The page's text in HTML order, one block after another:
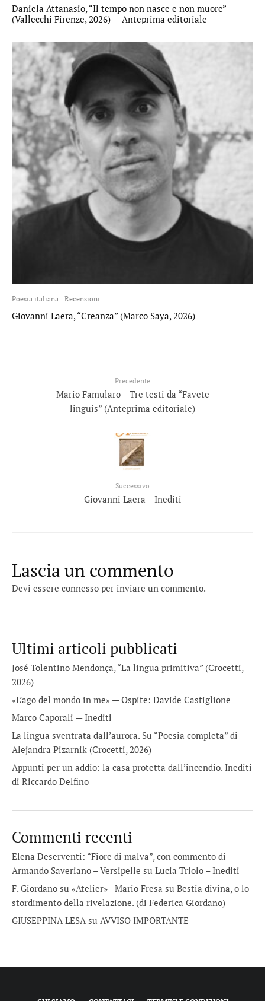
Daniela Attanasio, “Il tempo non nasce e non muore”
(Vallecchi Firenze, 2026) — Anteprima editoriale
Poesia italiana Recensioni
Giovanni Laera, “Creanza” (Marco Saya, 2026)
Precedente
Mario Famularo – Tre testi da “Favete
linguis” (Anteprima editoriale)
Successivo
Giovanni Laera – Inediti
Lascia un commento
Devi essere connesso per inviare un commento.
Ultimi articoli pubblicati
José Tolentino Mendonça, “La lingua primitiva” (Crocetti,
2026)
«L’ago del mondo in me» — Ospite: Davide Castiglione
Marco Caporali — Inediti
La lingua sventrata dall’aurora. Su “Poesia completa” di
Alejandra Pizarnik (Crocetti, 2026)
Appunti per un addio: la casa protetta dall’incendio. Inediti
di Riccardo Delfino
Commenti recenti
Elena Deserventi: “Fiore di malva”, con commento di
Armando Saveriano – Versipelle su Lucia Triolo – Inediti
F. Giordano su «Atelier» - Mario Fresa su Bestia divina, o lo
stordimento della rivelazione. (di Federica Giordano)
GIUSEPPINA LESAsu AVVISO IMPORTANTE